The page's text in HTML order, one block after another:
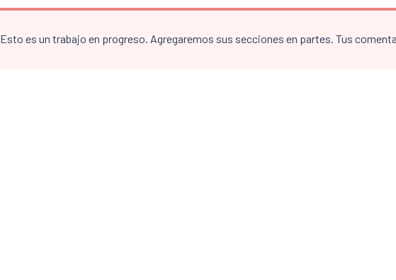
Esto es un trabajo en progreso. Agregaremos sus secciones en partes. Tus